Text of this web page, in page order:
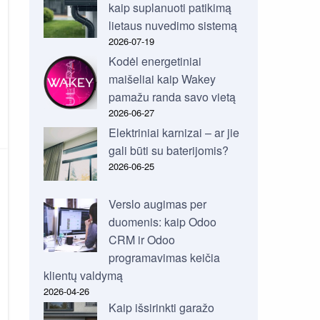
kaip suplanuoti patikimą
lietaus nuvedimo sistemą
2026-07-19
Kodėl energetiniai
maišeliai kaip Wakey
pamažu randa savo vietą
2026-06-27
Elektriniai karnizai – ar jie
gali būti su baterijomis?
2026-06-25
Verslo augimas per
duomenis: kaip Odoo
CRM ir Odoo
programavimas keičia
klientų valdymą
2026-04-26
Kaip išsirinkti garažo